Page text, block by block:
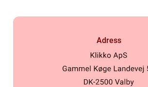
Adress